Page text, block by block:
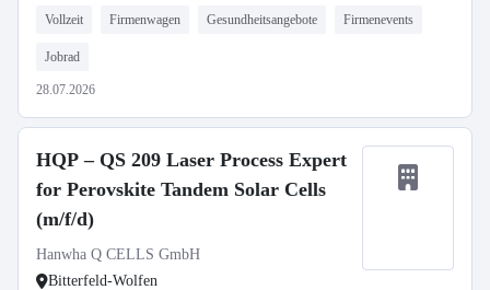
Vollzeit Firmenwagen Gesundheitsangebote Firmenevents
Jobrad
28.07.2026
HQP – QS 209 Laser Process Expert
for Perovskite Tandem Solar Cells
(m/f/d)
Hanwha Q CELLS GmbH
Bitterfeld-Wolfen